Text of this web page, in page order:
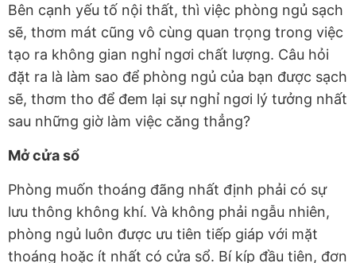
Bên cạnh yếu tố nội thất, thì việc phòng ngủ sạch
sẽ, thơm mát cũng vô cùng quan trọng trong việc
tạo ra không gian nghỉ ngơi chất lượng. Câu hỏi
đặt ra là làm sao để phòng ngủ của bạn được sạch
sẽ, thơm tho để đem lại sự nghỉ ngơi lý tưởng nhất
sau những giờ làm việc căng thẳng?
Mở cửa sổ
Phòng muốn thoáng đãng nhất định phải có sự
lưu thông không khí. Và không phải ngẫu nhiên,
phòng ngủ luôn được ưu tiên tiếp giáp với mặt
thoáng hoặc ít nhất có cửa sổ. Bí kíp đầu tiên, đơn